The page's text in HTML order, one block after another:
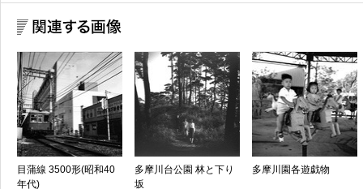
目蒲線 3500形(昭和40
年代)
多摩川台公園 林と下り
坂
多摩川園各遊戯物